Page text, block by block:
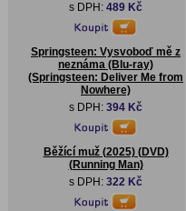
s DPH: 489 Kč
Springsteen: Vysvoboď mě z
neznáma (Blu-ray)
(Springsteen: Deliver Me from
Nowhere)
s DPH: 394 Kč
Běžící muž (2025) (DVD)
(Running Man)
s DPH: 322 Kč